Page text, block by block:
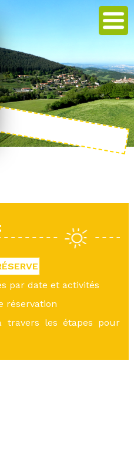
par date et activités
réservation
travers les étapes pour